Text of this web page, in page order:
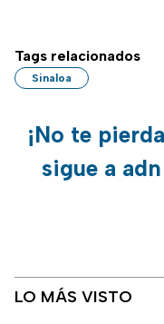
Tags relacionados
Sinaloa
¡No te
sigue a
LO MÁS VISTO